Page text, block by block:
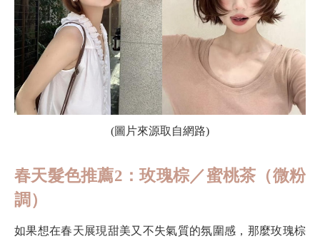
(圖片來源取自網路)
春天髮色推薦2：玫瑰棕／蜜桃茶（微粉
調）
如果想在春天展現甜美又不失氣質的氛圍感，那麼玫瑰棕